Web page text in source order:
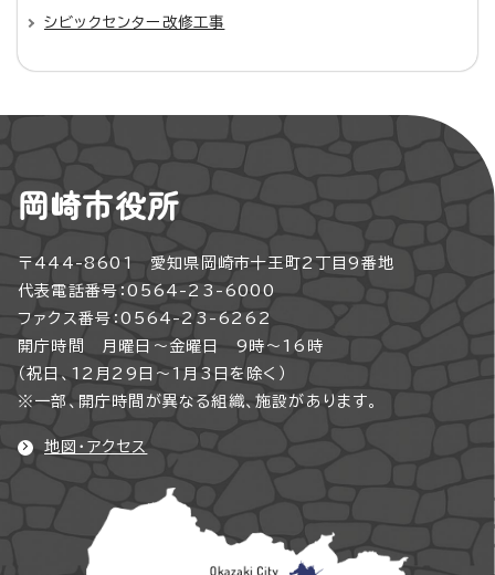
シビックセンター改修工事
岡崎市役所
〒444-8601 愛知県岡崎市十王町2丁目9番地
代表電話番号：0564-23-6000
ファクス番号：0564-23-6262
開庁時間 月曜日～金曜日 9時～16時
（祝日、12月29日～1月3日を除く）
※一部、開庁時間が異なる組織、施設があります。
地図・アクセス